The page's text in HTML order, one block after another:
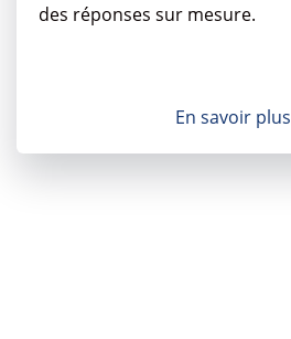
des réponses sur mesure.
En savoir plus